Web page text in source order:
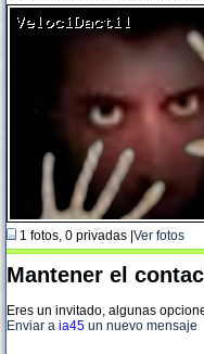
1 fotos, 0 privadas | Ver fotos
Mantener el
Eres un invitado, algunas
Enviar a ia45 un nuevo mensaje